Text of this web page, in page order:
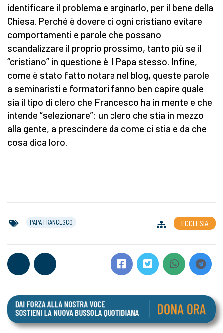
identificare il problema e arginarlo, per il bene della
Chiesa. Perché è dovere di ogni cristiano evitare
comportamenti e parole che possano
scandalizzare il proprio prossimo, tanto più se il
“cristiano” in questione è il Papa stesso. Infine,
come è stato fatto notare nel blog, queste parole
a seminaristi e formatori fanno ben capire quale
sia il tipo di clero che Francesco ha in mente e che
intende “selezionare”: un clero che stia in mezzo
alla gente, a prescindere da come ci stia e da che
cosa dica loro.
PAPA FRANCESCO ECCLESIA